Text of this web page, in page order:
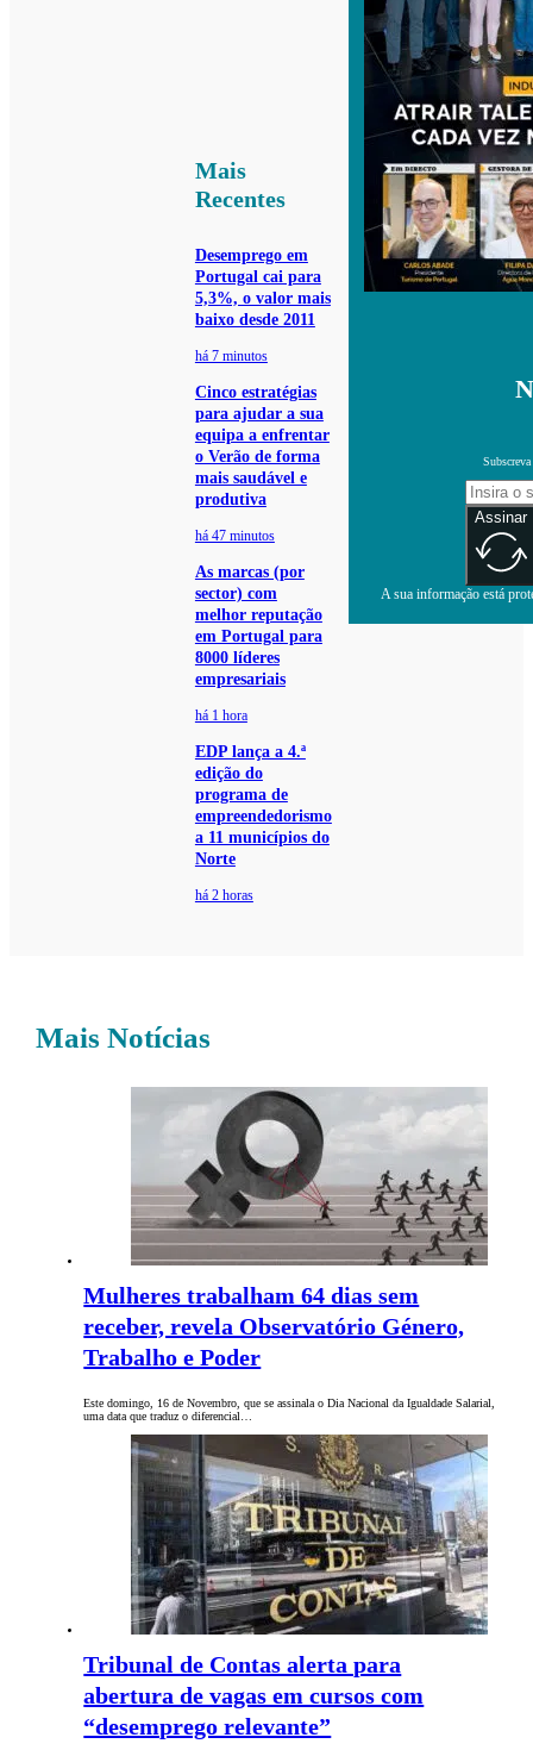
Mais
Recentes
Desemprego em
Portugal cai para
5,3%, o valor mais
baixo desde 2011
há 7 minutos
Cinco estratégias
para ajudar a sua
equipa a enfrentar
o Verão de forma
mais saudável e
produtiva
há 47 minutos
As marcas (por
sector) com
melhor reputação
em Portugal para
8000 líderes
empresariais
há 1 hora
EDP lança a 4.ª
edição do
programa de
empreendedorismo
a 11 municípios do
Norte
há 2 horas
Assinar
A sua informação está
Mais Notícias
Mulheres trabalham 64 dias sem
receber, revela Observatório Género,
Trabalho e Poder
Este domingo, 16 de Novembro, que se assinala o Dia Nacional da Igualdade Salarial,
uma data que traduz o diferencial…
Tribunal de Contas alerta para
abertura de vagas em cursos com
“desemprego relevante”